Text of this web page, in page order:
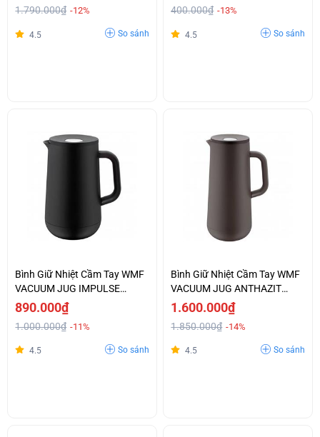
1.790.000₫ -12%
4.5 So sánh
400.000₫ -13%
4.5 So sánh
Bình Giữ Nhiệt Cầm Tay WMF
VACUUM JUG IMPULSE
BLACK - 0690687390
890.000₫
1.000.000₫ -11%
4.5 So sánh
Bình Giữ Nhiệt Cầm Tay WMF
VACUUM JUG ANTHAZIT
-0690697390
1.600.000₫
1.850.000₫ -14%
4.5 So sánh